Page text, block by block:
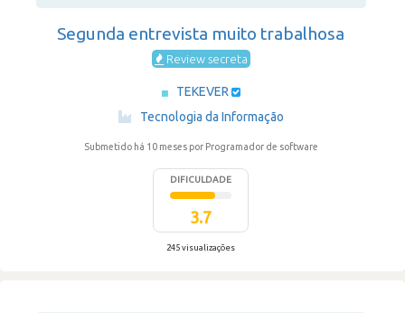
Segunda entrevista muito trabalhosa
Review secreta
TEKEVER
Tecnologia da Informação
Submetido há 10 meses por Programador de software
DIFICULDADE
3.7
245 visualizações